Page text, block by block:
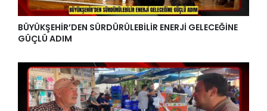
BÜYÜKŞEHİR’DEN SÜRDÜRÜLEBİLİR ENERJİ GELECEĞİNE
GÜÇLÜ ADIM